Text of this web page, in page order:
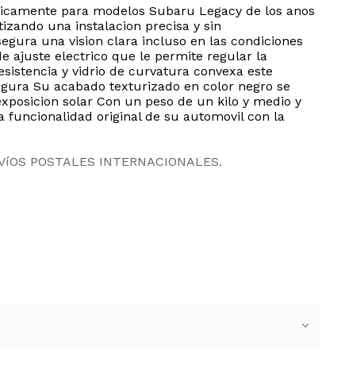
para modelos Subaru Legacy de los anos
una instalacion precisa y sin
una vision clara incluso en las condiciones
ajuste electrico que le permite regular la
y vidrio de curvatura convexa este
Su acabado texturizado en color negro se
solar Con un peso de un kilo y medio y
funcionalidad original de su automovil con la
POSTALES INTERNACIONALES.